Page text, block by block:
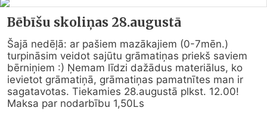
Bēbīšu skoliņas 28.augustā
Šajā nedēļā: ar pašiem mazākajiem (0-7mēn.)
turpināsim veidot sajūtu grāmatiņas priekš saviem
bērniņiem :) Ņemam līdzi dažādus materiālus, ko
ievietot grāmatiņā, grāmatiņas pamatnītes man ir
sagatavotas. Tiekamies 28.augustā plkst. 12.00!
Maksa par nodarbību 1,50Ls